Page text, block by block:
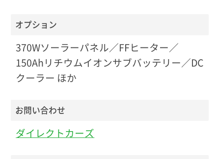
オプション
370Wソーラーパネル／FFヒーター／
150Ahリチウムイオンサブバッテリー／DC
クーラー ほか
お問い合わせ
ダイレクトカーズ